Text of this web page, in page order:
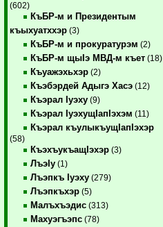
(602)
КъБР-м и Президентым
къыхуатххэр (3)
КъБР-м и прокуратурэм (2)
КъБР-м щыIэ МВД-м къет (18)
Къуажэхьхэр (2)
Къэбэрдей Адыгэ Хасэ (12)
Къэрал Iуэху (9)
Къэрал IуэхущIапIэхэм (11)
Къэрал къулыкъущIапIэхэр
(58)
КъэхъукъащIэхэр (3)
ЛъэIу (1)
Лъэпкъ Iуэху (279)
Лъэпкъхэр (5)
Малъхъэдис (313)
Махуэгъэпс (78)